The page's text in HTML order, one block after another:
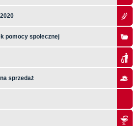
pomocy społecznej
sprzedaż